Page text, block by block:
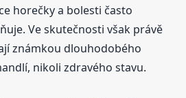
horečky a bolesti často
Ve skutečnosti však právě
známkou dlouhodobého
nikoli zdravého stavu.